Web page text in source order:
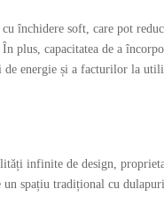
închidere soft, care pot
plus, capacitatea de a
de energie și a facturilor la
infinite de design,
spațiu tradițional cu